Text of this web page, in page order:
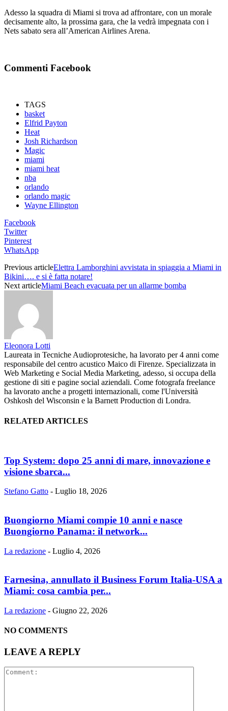
Adesso la squadra di Miami si trova ad affrontare, con un morale
decisamente alto, la prossima gara, che la vedrà impegnata con i
Nets sabato sera all’American Airlines Arena.
Commenti Facebook
TAGS
basket
Elfrid Payton
Heat
Josh Richardson
Magic
miami
miami heat
nba
orlando
orlando magic
Wayne Ellington
Facebook
Twitter
Pinterest
WhatsApp
Previous articleElettra Lamborghini avvistata in spiaggia a Miami in
Bikini…. e si è fatta notare!
Next articleMiami Beach evacuata per un allarme bomba
Eleonora Lotti
Laureata in Tecniche Audioprotesiche, ha lavorato per 4 anni come
responsabile del centro acustico Maico di Firenze. Specializzata in
Web Marketing e Social Media Marketing, adesso, si occupa della
gestione di siti e pagine social aziendali. Come fotografa freelance
ha lavorato anche a progetti internazionali, come l'Università
Oshkosh del Wisconsin e la Barnett Production di Londra.
RELATED ARTICLES
Top System: dopo 25 anni di mare, innovazione e
visione sbarca...
Stefano Gatto - Luglio 18, 2026
Buongiorno Miami compie 10 anni e nasce
Buongiorno Panama: il network...
La redazione - Luglio 4, 2026
Farnesina, annullato il Business Forum Italia-USA a
Miami: cosa cambia per...
La redazione - Giugno 22, 2026
NO COMMENTS
LEAVE A REPLY